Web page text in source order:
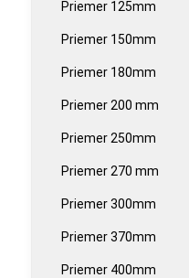
Priemer 125mm
Priemer 150mm
Priemer 180mm
Priemer 200 mm
Priemer 250mm
Priemer 270 mm
Priemer 300mm
Priemer 370mm
Priemer 400mm